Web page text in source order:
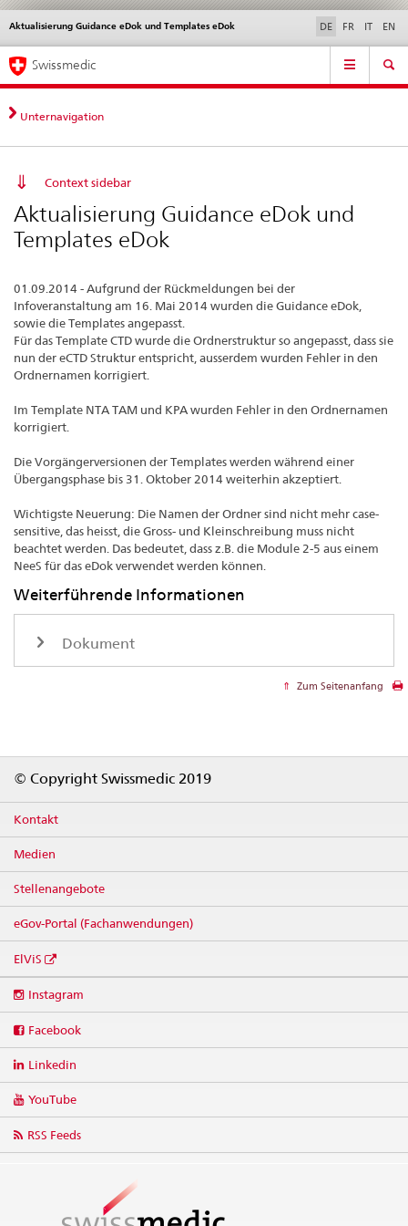
Direktnavigation
News,
Rechtsgrundlagen,
Kontakt
News & Updates Kontakt | Support & Hilfe
Aktualisierung Guidance eDok und Templates eDok
Sprachwahl DE FR IT EN
Service
Hauptnavigation
Swissmedic
Unternavigation
Context sidebar
Aktualisierung Guidance eDok und
Templates eDok
01.09.2014 - Aufgrund der Rückmeldungen bei der
Infoveranstaltung am 16. Mai 2014 wurden die Guidance eDok,
sowie die Templates angepasst.
Für das Template CTD wurde die Ordnerstruktur so angepasst, dass sie
nun der eCTD Struktur entspricht, ausserdem wurden Fehler in den
Ordnernamen korrigiert.
Im Template NTA TAM und KPA wurden Fehler in den Ordnernamen
korrigiert.
Die Vorgängerversionen der Templates werden während einer
Übergangsphase bis 31. Oktober 2014 weiterhin akzeptiert.
Wichtigste Neuerung: Die Namen der Ordner sind nicht mehr case-
sensitive, das heisst, die Gross- und Kleinschreibung muss nicht
beachtet werden. Das bedeutet, dass z.B. die Module 2-5 aus einem
NeeS für das eDok verwendet werden können.
Weiterführende Informationen
Dokument
Zum Seitenanfang
© Copyright Swissmedic 2019
Kontakt
Medien
Stellenangebote
eGov-Portal (Fachanwendungen)
ElViS
media
Instagram
Facebook
Linkedin
YouTube
RSS Feeds